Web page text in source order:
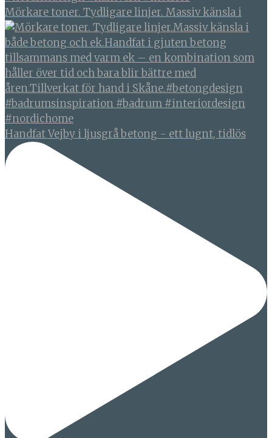
Mörkare toner. Tydligare linjer. Massiv känsla i
Handfat Vejby i ljusgrå betong - ett lugnt, tidlös